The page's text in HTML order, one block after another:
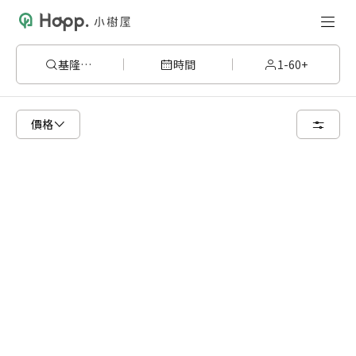
基隆市中正區 時間 1-60+
價格
請嘗試變更或清除某些篩選條件，或著您可以調整地圖的搜尋區域